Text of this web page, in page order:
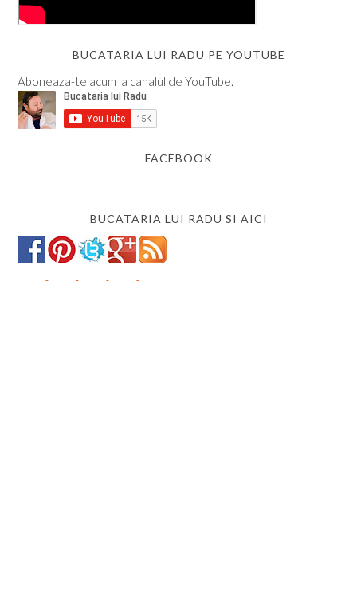
BUCATARIA LUI RADU PE YOUTUBE
Aboneaza-te acum la canalul de YouTube.
FACEBOOK
BUCATARIA LUI RADU SI AICI